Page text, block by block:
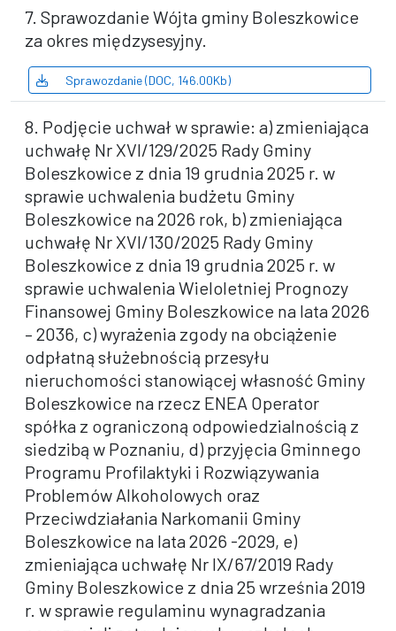
7. Sprawozdanie Wójta gminy Boleszkowice
za okres międzysesyjny.
Sprawozdanie (DOC, 146.00Kb)
8. Podjęcie uchwał w sprawie: a) zmieniająca
uchwałę Nr XVI/129/2025 Rady Gminy
Boleszkowice z dnia 19 grudnia 2025 r. w
sprawie uchwalenia budżetu Gminy
Boleszkowice na 2026 rok, b) zmieniająca
uchwałę Nr XVI/130/2025 Rady Gminy
Boleszkowice z dnia 19 grudnia 2025 r. w
sprawie uchwalenia Wieloletniej Prognozy
Finansowej Gminy Boleszkowice na lata 2026
– 2036, c) wyrażenia zgody na obciążenie
odpłatną służebnością przesyłu
nieruchomości stanowiącej własność Gminy
Boleszkowice na rzecz ENEA Operator
spółka z ograniczoną odpowiedzialnością z
siedzibą w Poznaniu, d) przyjęcia Gminnego
Programu Profilaktyki i Rozwiązywania
Problemów Alkoholowych oraz
Przeciwdziałania Narkomanii Gminy
Boleszkowice na lata 2026 -2029, e)
zmieniająca uchwałę Nr IX/67/2019 Rady
Gminy Boleszkowice z dnia 25 września 2019
r. w sprawie regulaminu wynagradzania